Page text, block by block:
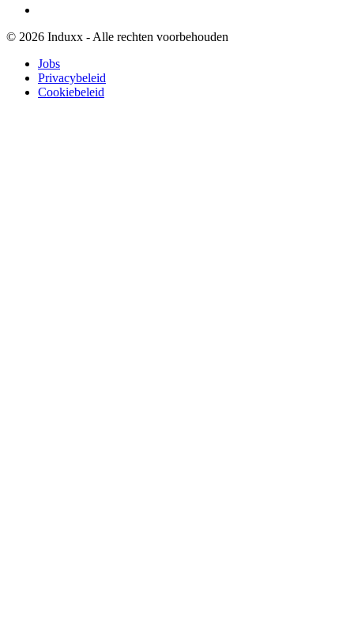
© 2026 Induxx - Alle rechten voorbehouden
Jobs
Privacybeleid
Cookiebeleid